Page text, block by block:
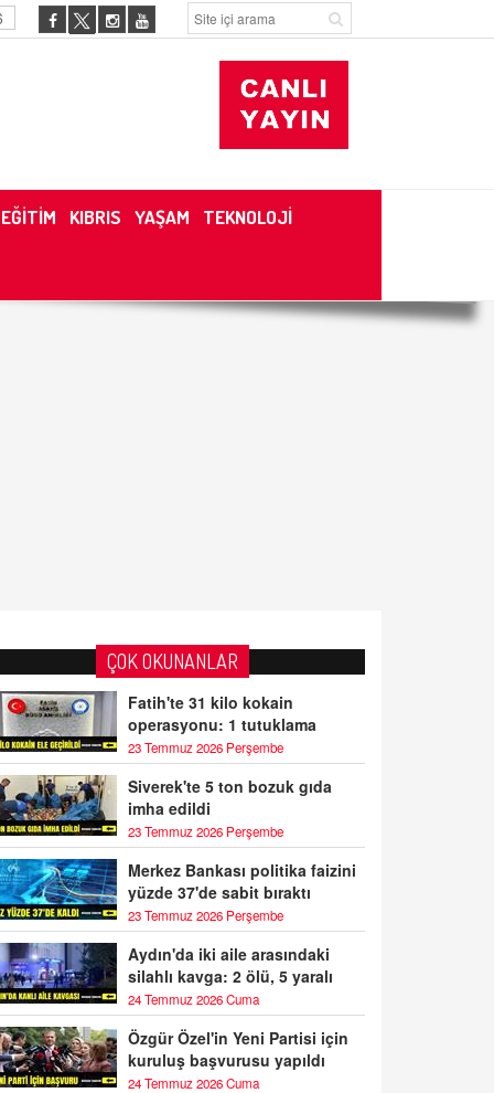
EĞİTİM KIBRIS YAŞAM TEKNOLOJİ
ÇOK OKUNANLAR
Fatih'te 31 kilo kokain
operasyonu: 1 tutuklama
23 Temmuz 2026 Perşembe
Siverek'te 5 ton bozuk gıda
imha edildi
23 Temmuz 2026 Perşembe
Merkez Bankası politika faizini
yüzde 37'de sabit bıraktı
23 Temmuz 2026 Perşembe
Aydın'da iki aile arasındaki
silahlı kavga: 2 ölü, 5 yaralı
24 Temmuz 2026 Cuma
Özgür Özel'in Yeni Partisi için
kuruluş başvurusu yapıldı
24 Temmuz 2026 Cuma